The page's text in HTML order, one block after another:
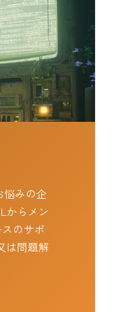
悩みの企
からメン
のサポ
は問題解